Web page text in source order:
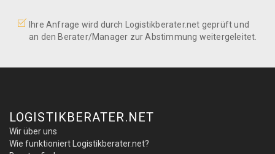
Ihre Anfrage wird durch Logistikberater.net geprüft und
an den Berater/Manager zur Abstimmung weitergeleitet.
LOGISTIKBERATER.NET
Wir über uns
Wie funktioniert Logistikberater.net?